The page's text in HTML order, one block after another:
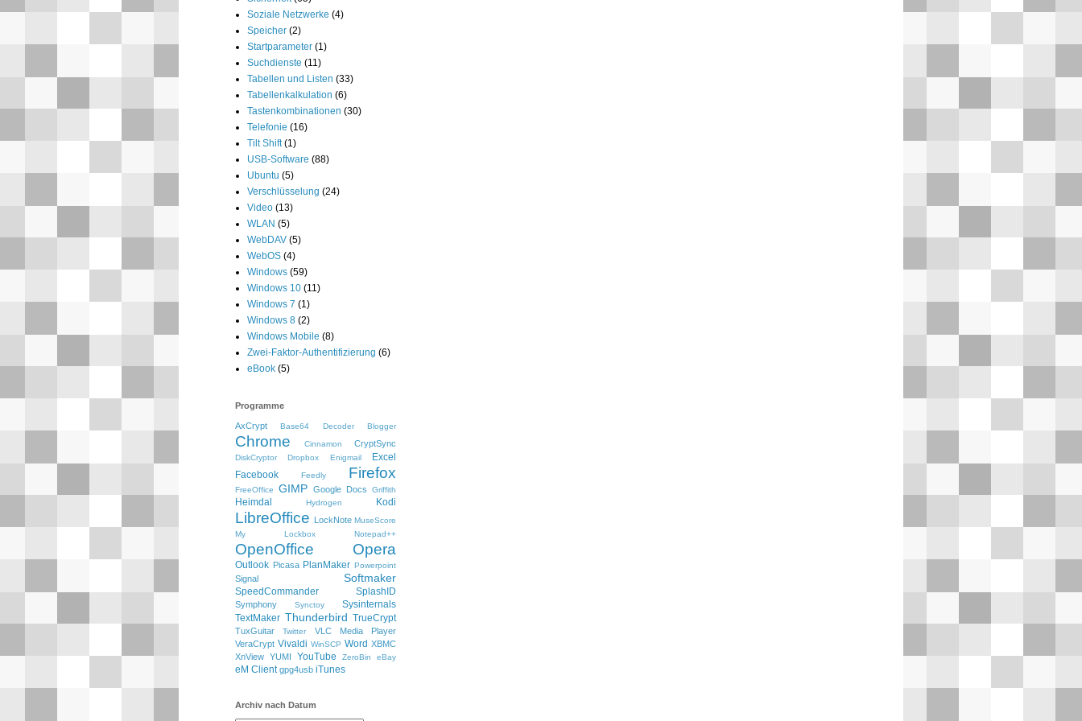
Soziale Netzwerke (4)
Speicher (2)
Startparameter (1)
Suchdienste (11)
Tabellen und Listen (33)
Tabellenkalkulation (6)
Tastenkombinationen (30)
Telefonie (16)
Tilt Shift (1)
USB-Software (88)
Ubuntu (5)
Verschlüsselung (24)
Video (13)
WLAN (5)
WebDAV (5)
WebOS (4)
Windows (59)
Windows 10 (11)
Windows 7 (1)
Windows 8 (2)
Windows Mobile (8)
Zwei-Faktor-Authentifizierung (6)
eBook (5)
Programme
AxCrypt Base64 Decoder Blogger
Chrome Cinnamon CryptSync
DiskCryptor Dropbox Enigmail
Excel
Facebook
Feedly Firefox
FreeOffice GIMP Google Docs Griffith
Heimdal Hydrogen Kodi
LibreOffice LockNote MuseScore
My Lockbox
Notepad++
OpenOffice Opera
Outlook Picasa PlanMaker Powerpoint
Signal Softmaker
SpeedCommander SplashID
Symphony Synctoy
Sysinternals
TextMaker Thunderbird TrueCrypt
TuxGuitar Twitter
VLC Media Player
VeraCrypt Vivaldi WinSCP Word XBMC
XnView YUMI YouTube ZeroBin eBay
eM Client gpg4usb iTunes
Archiv nach Datum